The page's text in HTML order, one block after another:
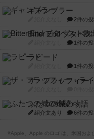
ギャンブラー
2件の
Bitter End ブタペ
1件の
ラピード
1件の
ザ・フラッフィー
ふたつの城の物語
紹介文あり 6件の投
※Apple、Apple のロゴ は、米国およ